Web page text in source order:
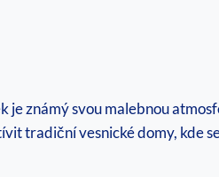
známý svou malebnou
tradiční vesnické domy, kde